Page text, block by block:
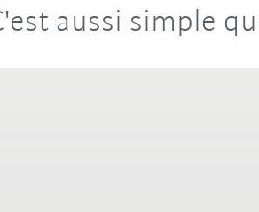
aussi simple